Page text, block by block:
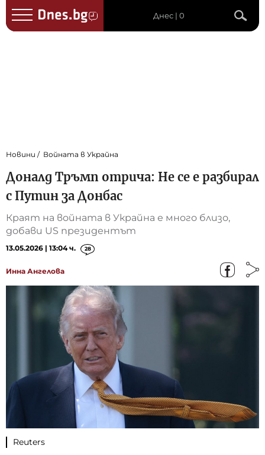
Днес | 0
Новини Войната в Украйна
Доналд Тръмп отрича: Не се е разбирал
с Путин за Донбас
Краят на войната в Украйна е много близо,
добави US президентът
13.05.2026 | 13:04 ч. 28
Инна Ангелова
Reuters